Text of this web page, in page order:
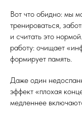
Вот что обидно: мы
тренироваться,
и считать это
работу: очищает
формирует память.
Даже один
эффект «плохая
медленнее